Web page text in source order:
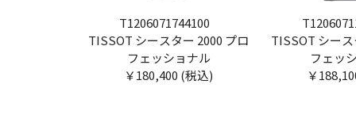
T1206071744100
TISSOT シースター 2000 プロ
フェッショナル
￥180,400 (税込)
TISSOT シー
フェッ
￥